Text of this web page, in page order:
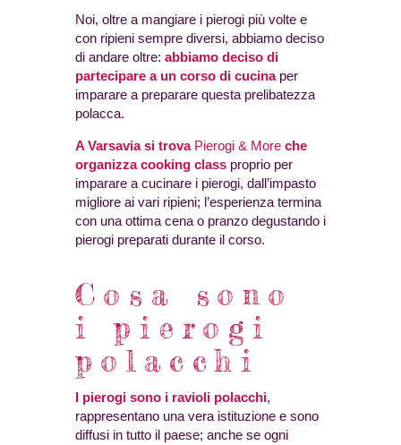
Noi, oltre a mangiare i pierogi più volte e
con ripieni sempre diversi, abbiamo deciso
di andare oltre: abbiamo deciso di
partecipare a un corso di cucinaper
imparare a preparare questa prelibatezza
polacca.
A Varsavia si trova Pierogi & More che
organizza cooking class proprio per
imparare a cucinare i pierogi, dall’impasto
migliore ai vari ripieni; l’esperienza termina
con una ottima cena o pranzo degustando i
pierogi preparati durante il corso.
Cosa sono
i pierogi
polacchi
I pierogi sono i ravioli polacchi,
rappresentano una vera istituzione e sono
diffusi in tutto il paese; anche se ogni